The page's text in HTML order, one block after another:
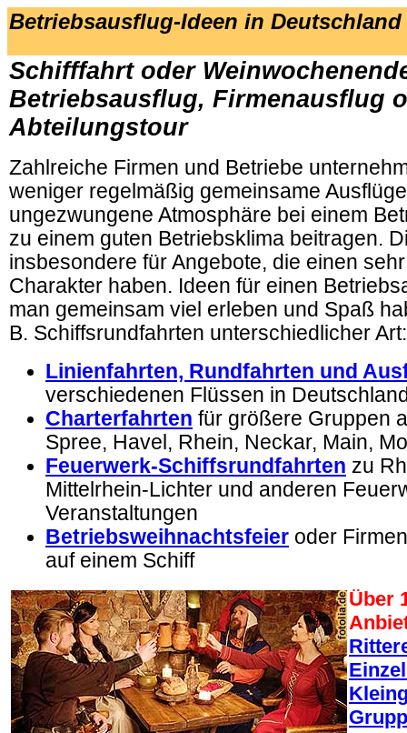
Betriebsausflug-Ideen in Deutschland
Schifffahrt oder
Betriebsausflug, Firmenausflug
Abteilungstour
Zahlreiche Firmen und Betriebe
weniger regelmäßig gemeinsame
ungezwungene Atmosphäre bei einem
zu einem guten Betriebsklima beitragen.
insbesondere für Angebote, die einen
Charakter haben. Ideen für einen
man gemeinsam viel erleben und Spaß
B. Schiffsrundfahrten unterschiedlicher Art:
Linienfahrten, Rundfahrten und
verschiedenen Flüssen in
Charterfahrten für größere Gruppen
Spree, Havel, Rhein, Neckar, Main,
Feuerwerk-Schiffsrundfahrten zu
Mittelrhein-Lichter und anderen
Veranstaltungen
Betriebsweihnachtsfeier oder
auf einem Schiff
Über